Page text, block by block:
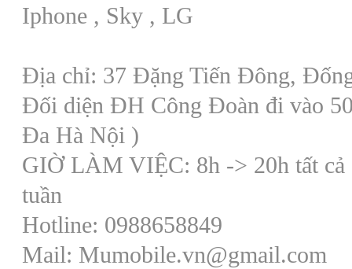
Iphone , Sky , LG
Địa chỉ: 37 Đặng Tiến Đông,
Đối diện ĐH Công Đoàn đi vào
Đa Hà Nội )
GIỜ LÀM VIỆC: 8h -> 20h tất cả
tuần
Hotline: 0988658849
Mail: Mumobile.vn@gmail.com